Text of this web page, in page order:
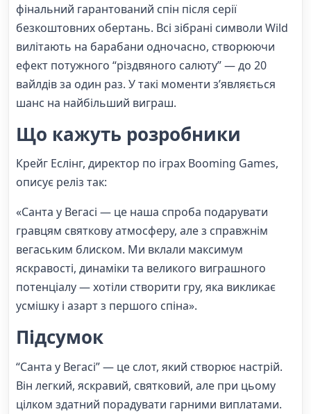
фінальний гарантований спін після серії
безкоштовних обертань. Всі зібрані символи Wild
вилітають на барабани одночасно, створюючи
ефект потужного “різдвяного салюту” — до 20
вайлдів за один раз. У такі моменти з’являється
шанс на найбільший виграш.
Що кажуть розробники
Крейг Еслінг, директор по іграх Booming Games,
описує реліз так:
«Санта у Вегасі — це наша спроба подарувати
гравцям святкову атмосферу, але з справжнім
вегаським блиском. Ми вклали максимум
яскравості, динаміки та великого виграшного
потенціалу — хотіли створити гру, яка викликає
усмішку і азарт з першого спіна».
Підсумок
“Санта у Вегасі” — це слот, який створює настрій.
Він легкий, яскравий, святковий, але при цьому
цілком здатний порадувати гарними виплатами.